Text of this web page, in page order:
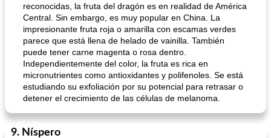
Batido de leche de caramelo de mantequilla (alcohólico)
reconocidas, la fruta del dragón es en realidad de América
Central. Sin embargo, es muy popular en China. La
impresionante fruta roja o amarilla con escamas verdes
parece que está llena de helado de vainilla. También
puede tener carne magenta o rosa dentro.
Independientemente del color, la fruta es rica en
micronutrientes como antioxidantes y polifenoles. Se está
estudiando su exfoliación por su potencial para retrasar o
detener el crecimiento de las células de melanoma.
9. Níspero